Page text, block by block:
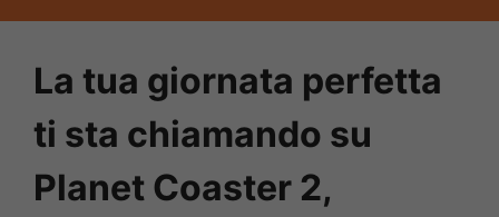
La tua giornata perfetta
ti sta chiamando su
Planet Coaster 2,